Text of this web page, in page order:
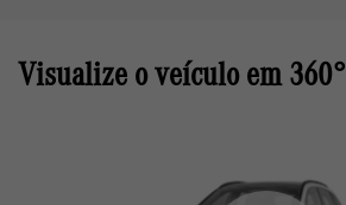
Visualize o veículo em 360°